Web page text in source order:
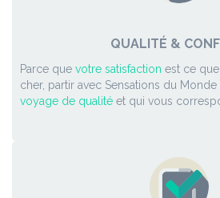
QUALITÉ &
Parce que votre satisfaction est ce
cher, partir avec Sensations du Monde
voyage de qualité et qui vous